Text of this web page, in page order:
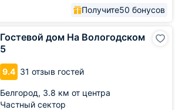
Получите50 бонусов
Гостевой дом На Вологодском
5
9.4 31 отзыв гостей
Белгород, 3.8 км от центра
Частный сектор